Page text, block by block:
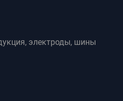
электроды, шины